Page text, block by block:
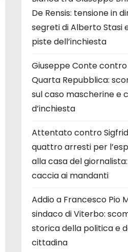
De Rensis: tensione in
segreti di Alberto Stasi
piste dell’inchiesta
Giuseppe Conte
Quarta Repubblica:
sul caso mascherine e
d’inchiesta
Attentato contro
quattro arresti per
alla casa del
caccia ai mandanti
Addio a Francesco Pio
sindaco di Viterbo:
storica della politica e
cittadina